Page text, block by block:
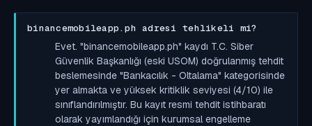
binancemobileapp.ph adresi tehlikeli mi?
Evet. "binancemobileapp.ph" kaydı T.C. Siber
Güvenlik Başkanlığı (eski USOM) doğrulanmış tehdit
beslemesinde "Bankacılık - Oltalama" kategorisinde
yer almakta ve yüksek kritiklik seviyesi (4/10) ile
sınıflandırılmıştır. Bu kayıt resmi tehdit istihbaratı
olarak yayımlandığı için kurumsal engelleme